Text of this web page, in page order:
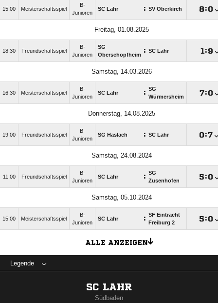
15:00 Meisterschaftsspiel
B-
Junioren
SC Lahr : SV Oberkirch :
Freitag, 01.08.2025
18:30 Freundschaftsspiel
B-
Junioren
SG
Oberschopfheim : SC Lahr :
Samstag, 14.03.2026
16:30 Meisterschaftsspiel
B-
Junioren
SC Lahr : SG
Würmersheim
:
Donnerstag, 14.08.2025
19:00 Freundschaftsspiel
B-
Junioren
SG Haslach : SC Lahr :
Samstag, 24.08.2024
11:00 Freundschaftsspiel
B-
Junioren
SC Lahr : SG
Zusenhofen
:
Samstag, 05.10.2024
15:00 Meisterschaftsspiel
B-
Junioren
SC Lahr : SF Eintracht
Freiburg 2
:
ALLE ANZEIGEN
Legende
SC LAHR
Südbaden